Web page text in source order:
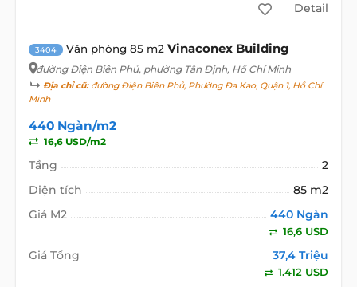
Detail
3404 Văn phòng 85 m2 Vinaconex Building
đường Điện Biên Phủ, phường Tân Định, Hồ Chí Minh
Địa chỉ cũ:đường Điện Biên Phủ, Phường Đa Kao, Quận 1, Hồ Chí
Minh
440 Ngàn/m2
16,6 USD/m2
Tầng
2
Diện tích
85 m2
Giá M2
440 Ngàn
16,6 USD
Giá Tổng 37,4 Triệu
1.412 USD